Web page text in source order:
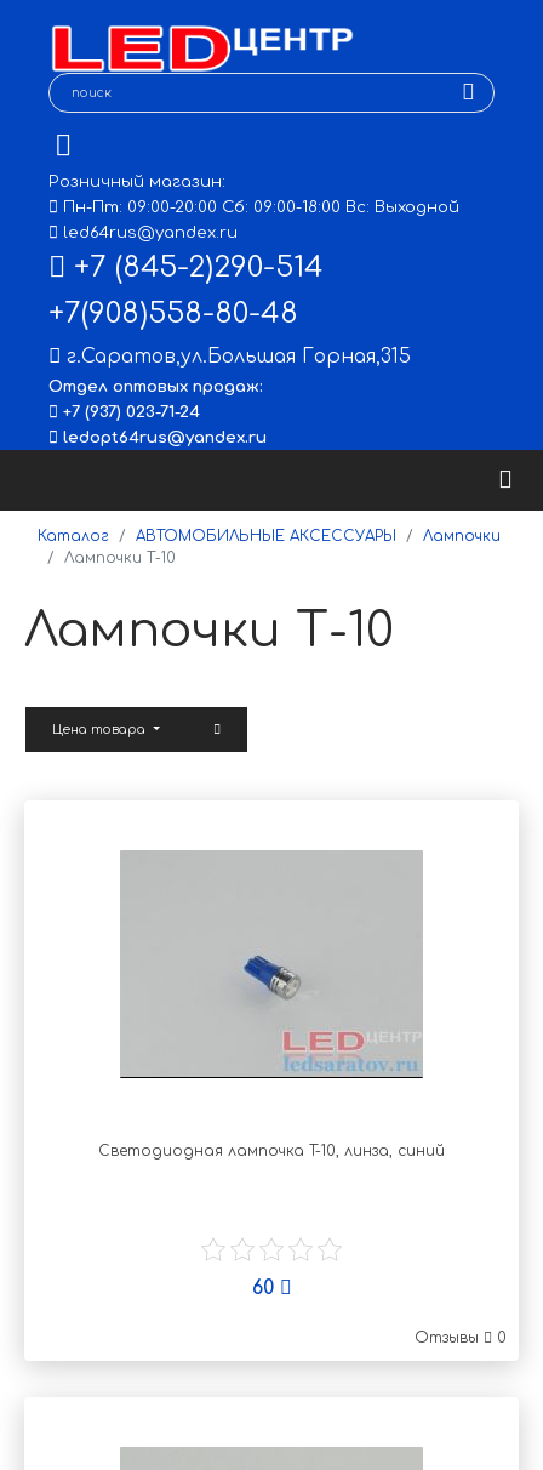
Розничный магазин:
Пн-Пт: 09:00-20:00 Сб: 09:00-18:00 Вс: Выходной
led64rus@yandex.ru
+7 (845-2)290-514
+7(908)558-80-48
г.Саратов,ул.Большая Горная,315
Отдел оптовых продаж:
+7 (937) 023-71-24
ledopt64rus@yandex.ru
Каталог АВТОМОБИЛЬНЫЕ АКСЕССУАРЫ
Лампочки
Лампочки Т-10
Лампочки Т-10
Цена товара
Светодиодная лампочка T-10, линза, синий
60
Отзывы 0